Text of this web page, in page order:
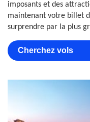
imposants et des
maintenant votre billet
surprendre par la plus
Cherchez vols